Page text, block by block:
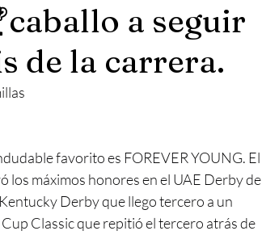
a seguir
de la carrera.
favorito es FOREVER YOUNG. El
los máximos honores en el UAE Derby de
Derby que llego tercero a un
Classic que repitió el tercero atrás de